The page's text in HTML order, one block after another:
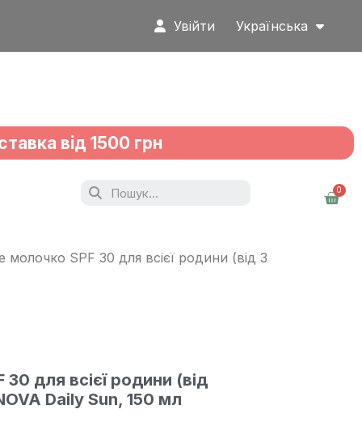
Увійти Українська
від 1500 грн
молочко SPF 30 для всієї родини (від 3
для всієї родини (від
Daily Sun, 150 мл